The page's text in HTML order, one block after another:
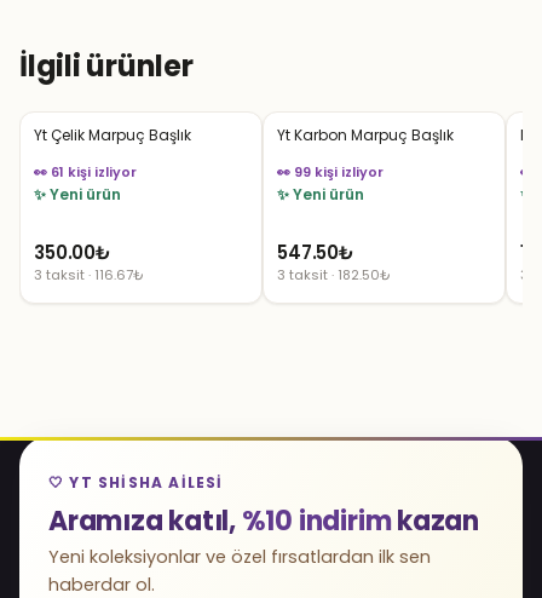
İlgili ürünler
Yt Çelik Marpuç Başlık
👀 61 kişi izliyor
✨ Yeni ürün
350.00₺
3 taksit · 116.67₺
Yt Karbon Marpuç Başlık
👀 99 kişi izliyor
✨ Yeni ürün
547.50₺
3 taksit · 182.50₺
👀
✨
3
🤍 YT SHISHA AILESI
Aramıza katıl,%10 indirimkazan
Yeni koleksiyonlar ve özel fırsatlardan ilk sen
haberdar ol.